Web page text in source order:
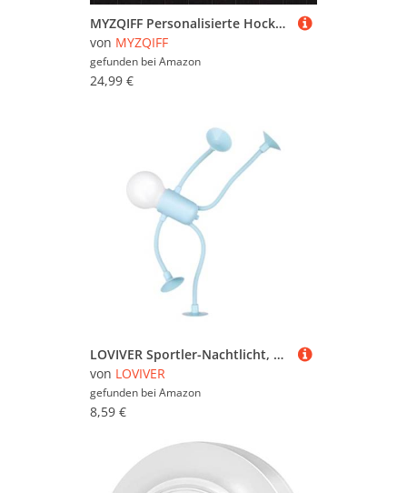
MYZQIFF Personalisierte Hockey-Spieler-Spiegel-Namensschild mit LED-Licht, kundenspezifische Hockey-Spiegel-Wandkunst, kundenspezifische Hockey-Neon-Nachtlicht-Lampe, Weihnachtshockey-Geschenke
von MYZQIFF
gefunden bei Amazon
24,99 €
LOVIVER Sportler-Nachtlicht, Nachttischlampe, gemütliche Beleuchtung, Sportfigur, DIY-Nachtlicht, Nachttischlampe für Flur, Küche, Erwachsene, Blau
von LOVIVER
gefunden bei Amazon
8,59 €